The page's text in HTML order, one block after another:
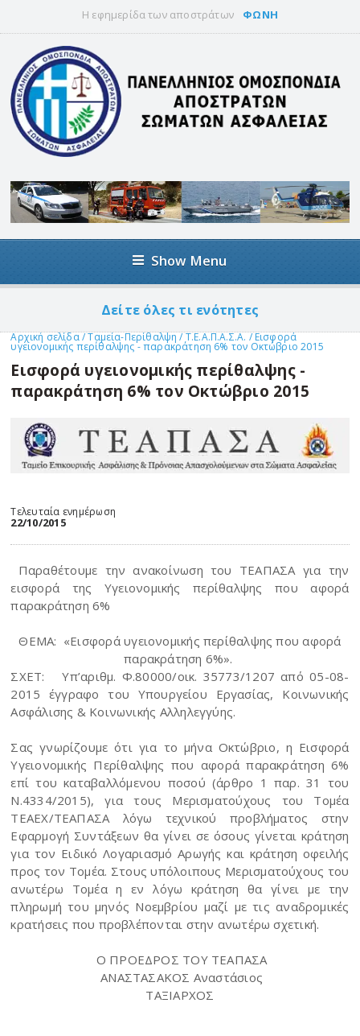
Η εφημερίδα των αποστράτων ΦΩΝΗ
Show Menu
Δείτε όλες τι ενότητες
Αρχική σελίδα/Ταμεία-Περίθαλψη /Τ.Ε.Α.Π.Α.Σ.Α. /Εισφορά
υγειονομικής περίθαλψης - παρακράτηση 6% τον Οκτώβριο 2015
Εισφορά υγειονομικής περίθαλψης -
παρακράτηση 6% τον Οκτώβριο 2015
Τελευταία ενημέρωση
22/10/2015
Παραθέτουμε την ανακοίνωση του ΤΕΑΠΑΣΑ για την
εισφορά της Υγειονομικής περίθαλψης που αφορά
παρακράτηση 6%
ΘΕΜΑ: «Εισφορά υγειονομικής περίθαλψης που αφορά
παρακράτηση 6%».
ΣΧΕΤ: Υπ’αριθμ. Φ.80000/οικ. 35773/1207 από 05-08-
2015 έγγραφο του Υπουργείου Εργασίας, Κοινωνικής
Ασφάλισης & Κοινωνικής Αλληλεγγύης.
Σας γνωρίζουμε ότι για το μήνα Οκτώβριο, η Εισφορά
Υγειονομικής Περίθαλψης που αφορά παρακράτηση 6%
επί του καταβαλλόμενου ποσού (άρθρο 1 παρ. 31 του
Ν.4334/2015), για τους Μερισματούχους του Τομέα
ΤΕΑΕΧ/ΤΕΑΠΑΣΑ λόγω τεχνικού προβλήματος στην
Εφαρμογή Συντάξεων θα γίνει σε όσους γίνεται κράτηση
για τον Ειδικό Λογαριασμό Αρωγής και κράτηση οφειλής
προς τον Τομέα. Στους υπόλοιπους Μερισματούχους του
ανωτέρω Τομέα η εν λόγω κράτηση θα γίνει με την
πληρωμή του μηνός Νοεμβρίου μαζί με τις αναδρομικές
κρατήσεις που προβλέπονται στην ανωτέρω σχετική.
Ο ΠΡΟΕΔΡΟΣ ΤΟΥ ΤΕΑΠΑΣΑ
ΑΝΑΣΤΑΣΑΚΟΣ Αναστάσιος
ΤΑΞΙΑΡΧΟΣ